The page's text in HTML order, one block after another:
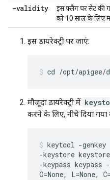
-validity
इस फ़्लैग पर सेट की
को 10 साल के लिए
इस डायरेक्ट्री पर जाएं:
cd /opt/apigee/
मौजूदा डायरेक्ट्री में
करने के लिए, नीचे दिया
keytool -
-keystore
-keypass keypass
O=None, L=None,